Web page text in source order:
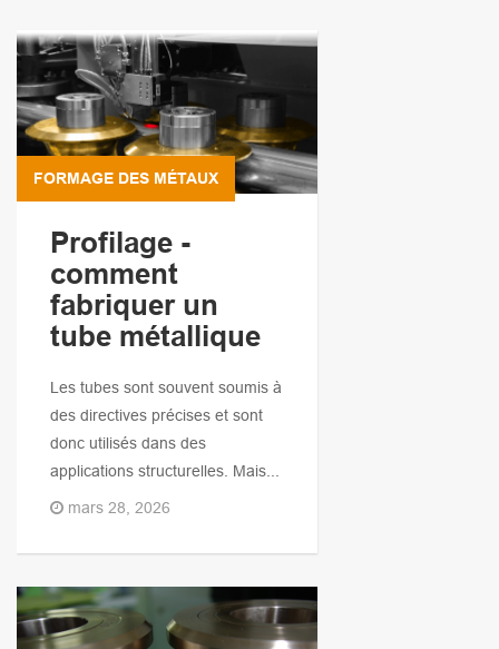
FORMAGE DES MÉTAUX
Profilage -
comment
fabriquer un
tube métallique
Les tubes sont souvent soumis à
des directives précises et sont
donc utilisés dans des
applications structurelles. Mais...
mars 28, 2026